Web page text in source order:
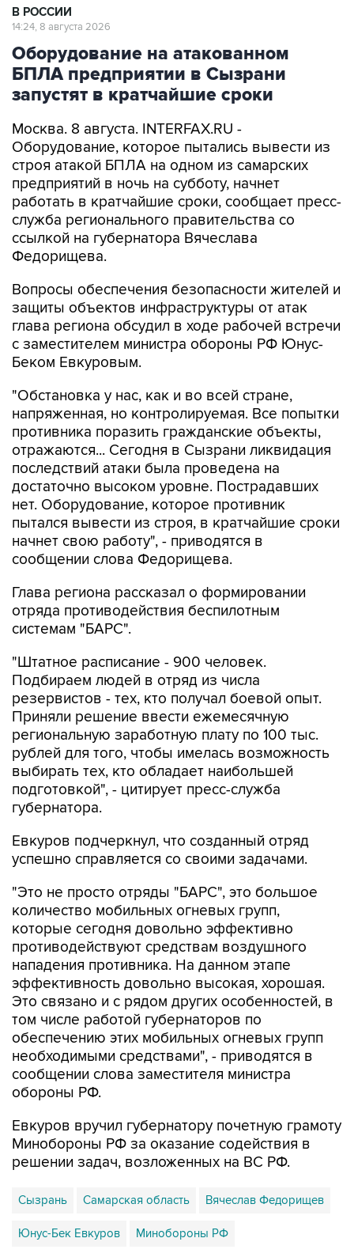
В РОССИИ
14:24, 8 августа 2026
Оборудование на атакованном
БПЛА предприятии в Сызрани
запустят в кратчайшие сроки
Москва. 8 августа. INTERFAX.RU -
Оборудование, которое пытались вывести из
строя атакой БПЛА на одном из самарских
предприятий в ночь на субботу, начнет
работать в кратчайшие сроки, сообщает пресс-
служба регионального правительства со
ссылкой на губернатора Вячеслава
Федорищева.
Вопросы обеспечения безопасности жителей и
защиты объектов инфраструктуры от атак
глава региона обсудил в ходе рабочей встречи
с заместителем министра обороны РФ Юнус-
Беком Евкуровым.
"Обстановка у нас, как и во всей стране,
напряженная, но контролируемая. Все попытки
противника поразить гражданские объекты,
отражаются... Сегодня в Сызрани ликвидация
последствий атаки была проведена на
достаточно высоком уровне. Пострадавших
нет. Оборудование, которое противник
пытался вывести из строя, в кратчайшие сроки
начнет свою работу", - приводятся в
сообщении слова Федорищева.
Глава региона рассказал о формировании
отряда противодействия беспилотным
системам "БАРС".
"Штатное расписание - 900 человек.
Подбираем людей в отряд из числа
резервистов - тех, кто получал боевой опыт.
Приняли решение ввести ежемесячную
региональную заработную плату по 100 тыс.
рублей для того, чтобы имелась возможность
выбирать тех, кто обладает наибольшей
подготовкой", - цитирует пресс-служба
губернатора.
Евкуров подчеркнул, что созданный отряд
успешно справляется со своими задачами.
"Это не просто отряды "БАРС", это большое
количество мобильных огневых групп,
которые сегодня довольно эффективно
противодействуют средствам воздушного
нападения противника. На данном этапе
эффективность довольно высокая, хорошая.
Это связано и с рядом других особенностей, в
том числе работой губернаторов по
обеспечению этих мобильных огневых групп
необходимыми средствами", - приводятся в
сообщении слова заместителя министра
обороны РФ.
Евкуров вручил губернатору почетную грамоту
Минобороны РФ за оказание содействия в
решении задач, возложенных на ВС РФ.
Сызрань Самарская область Вячеслав Федорищев
Юнус-Бек Евкуров Минобороны РФ